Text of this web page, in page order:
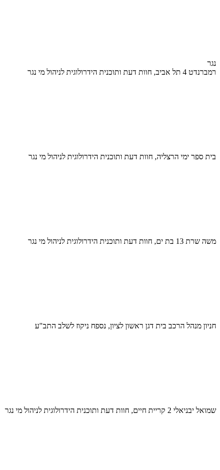
נגר
רמברנדט 4 תל אביב, חוות דעת ותוכנית הידרולוגית לניהול מי נגר
בית ספר ימי הרצליה, חוות דעת ותוכנית הידרולוגית לניהול מי נגר
משה שרת 13 בת ים, חוות דעת ותוכנית הידרולוגית לניהול מי נגר
חניון מנהל הרכב בית דגן ראשון לציון, נספח ניקוז לשלב התב"ע
שמואל יבניאלי 2 קריית חיים, חוות דעת ותוכנית הידרולוגית לניהול מי נגר